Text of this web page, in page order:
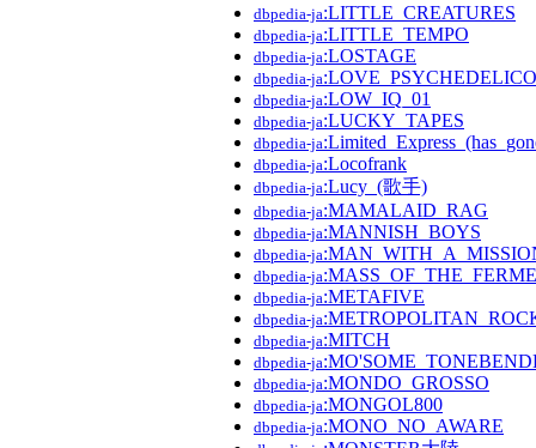
dbpedia-ja:LITTLE_CREATURES
dbpedia-ja:LITTLE_TEMPO
dbpedia-ja:LOSTAGE
dbpedia-ja:LOVE_PSYCHEDELICO
dbpedia-ja:LOW_IQ_01
dbpedia-ja:LUCKY_TAPES
dbpedia-ja
dbpedia-ja:Locofrank
dbpedia-ja:Lucy_(歌手)
dbpedia-ja:MAMALAID_RAG
dbpedia-ja:MANNISH_BOYS
dbpedia-ja
dbpedia-ja
dbpedia-ja:METAFIVE
dbpedia-ja
dbpedia-ja:MITCH
dbpedia-ja
dbpedia-ja:MONDO_GROSSO
dbpedia-ja:MONGOL800
dbpedia-ja:MONO_NO_AWARE